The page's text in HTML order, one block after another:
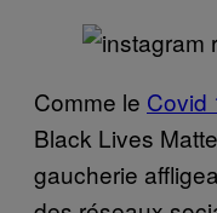
Comme le Covid
Black Lives
gaucherie